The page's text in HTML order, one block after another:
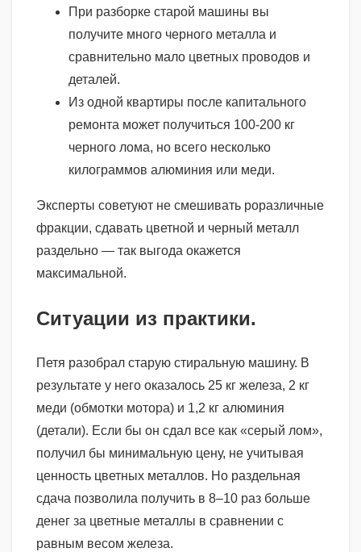
При разборке старой машины вы
получите много черного металла и
сравнительно мало цветных проводов и
деталей.
Из одной квартиры после капитального
ремонта может получиться 100-200 кг
черного лома, но всего несколько
килограммов алюминия или меди.
Эксперты советуют не смешивать роразличные
фракции, сдавать цветной и черный металл
раздельно — так выгода окажется
максимальной.
Ситуации из практики.
Петя разобрал старую стиральную машину. В
результате у него оказалось 25 кг железа, 2 кг
меди (обмотки мотора) и 1,2 кг алюминия
(детали). Если бы он сдал все как «серый лом»,
получил бы минимальную цену, не учитывая
ценность цветных металлов. Но раздельная
сдача позволила получить в 8–10 раз больше
денег за цветные металлы в сравнении с
равным весом железа.